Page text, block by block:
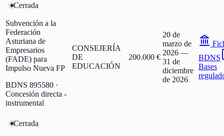
Cerrada
Subvención a la
Federación
Asturiana de
Empresarios
(FADE) para
Impulso Nueva FP
BDNS 895580 ·
Concesión directa -
instrumental
CONSEJERÍA
DE
EDUCACIÓN
200.000 €
20 de
marzo de
2026 —
31 de
diciembre
de 2026
BDNS
Bases
Cerrada